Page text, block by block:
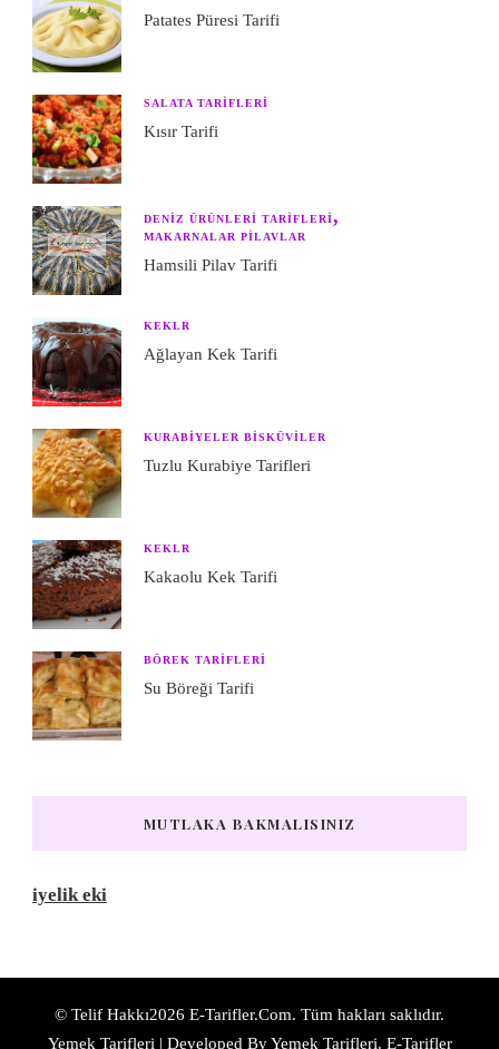
Patates Püresi Tarifi
SALATA TARIFLERI
Kısır Tarifi
DENIZ ÜRÜNLERI TARIFLERI
MAKARNALAR PILAVLAR
Hamsili Pilav Tarifi
KEKLR
Ağlayan Kek Tarifi
KURABIYELER BISKÜVILER
Tuzlu Kurabiye Tarifleri
KEKLR
Kakaolu Kek Tarifi
BÖREK TARIFLERI
Su Böreği Tarifi
MUTLAKA BAKMALISINIZ
iyelik eki
© Telif Hakkı2026 E-Tarifler.Com. Tüm hakları saklıdır.
Yemek Tarifleri | Developed ByYemek Tarifleri. E-Tarifler